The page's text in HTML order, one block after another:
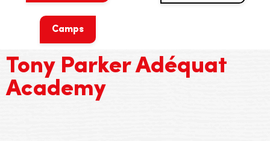
Camps
Tony Parker Adéquat
Academy